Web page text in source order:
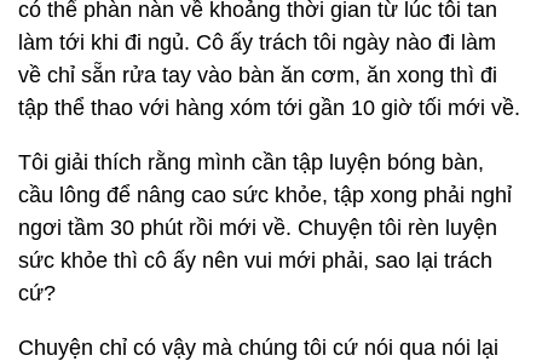
có thể phàn nàn về khoảng thời gian từ lúc tôi tan
làm tới khi đi ngủ. Cô ấy trách tôi ngày nào đi làm
về chỉ sẵn rửa tay vào bàn ăn cơm, ăn xong thì đi
tập thể thao với hàng xóm tới gần 10 giờ tối mới về.
Tôi giải thích rằng mình cần tập luyện bóng bàn,
cầu lông để nâng cao sức khỏe, tập xong phải nghỉ
ngơi tầm 30 phút rồi mới về. Chuyện tôi rèn luyện
sức khỏe thì cô ấy nên vui mới phải, sao lại trách
cứ?
Chuyện chỉ có vậy mà chúng tôi cứ nói qua nói lại